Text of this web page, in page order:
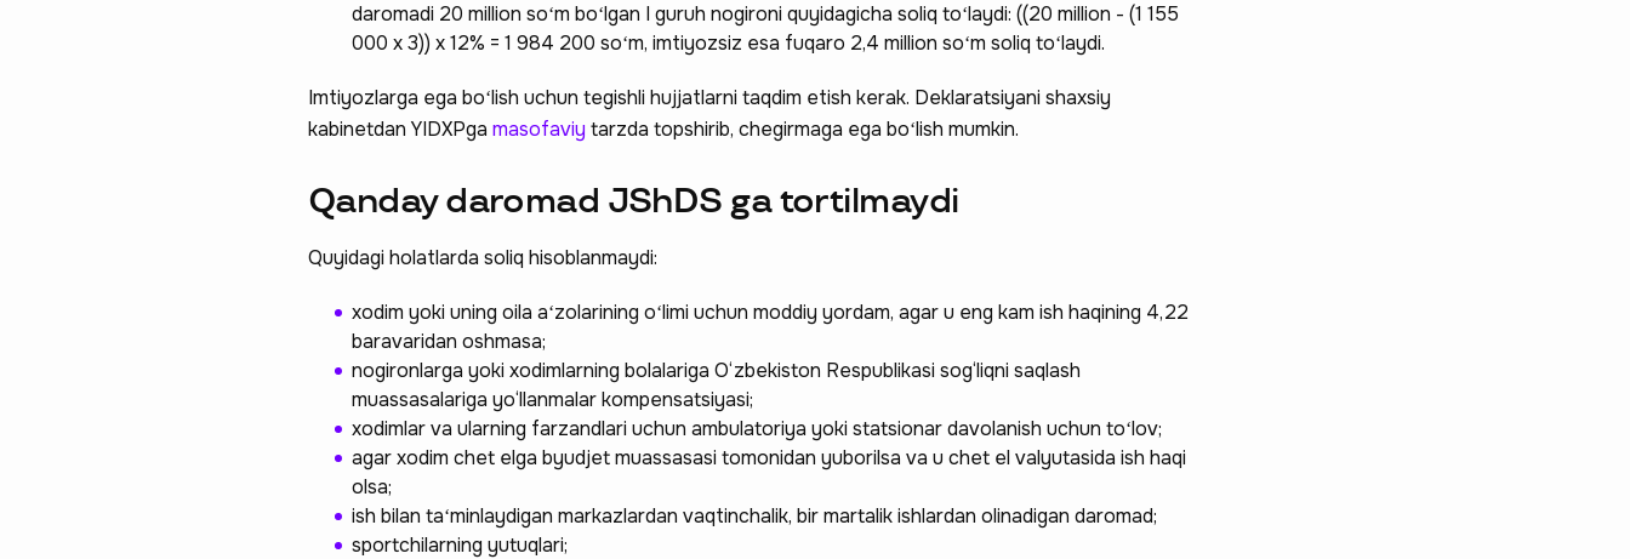
daromadi 20 million soʻm boʻlgan I guruh nogironi quyidagicha soliq toʻlaydi: ((20 million - (1 155
000 х 3)) х 12% = 1 984 200 soʻm, imtiyozsiz esa fuqaro 2,4 million soʻm soliq toʻlaydi.
Imtiyozlarga ega boʻlish uchun tegishli hujjatlarni taqdim etish kerak. Deklaratsiyani shaxsiy
kabinetdan YIDXPga masofaviy tarzda topshirib, chegirmaga ega boʻlish mumkin.
Qanday daromad JShDS ga tortilmaydi
Quyidagi holatlarda soliq hisoblanmaydi:
xodim yoki uning oila aʻzolarining oʻlimi uchun moddiy yordam, agar u eng kam ish haqining 4,22
baravaridan oshmasa;
nogironlarga yoki xodimlarning bolalariga O‘zbekiston Respublikasi sog‘liqni saqlash
muassasalariga yo‘llanmalar kompensatsiyasi;
xodimlar va ularning farzandlari uchun ambulatoriya yoki statsionar davolanish uchun toʻlov;
agar xodim chet elga byudjet muassasasi tomonidan yuborilsa va u chet el valyutasida ish haqi
olsa;
ish bilan taʻminlaydigan markazlardan vaqtinchalik, bir martalik ishlardan olinadigan daromad;
sportchilarning yutuqlari;